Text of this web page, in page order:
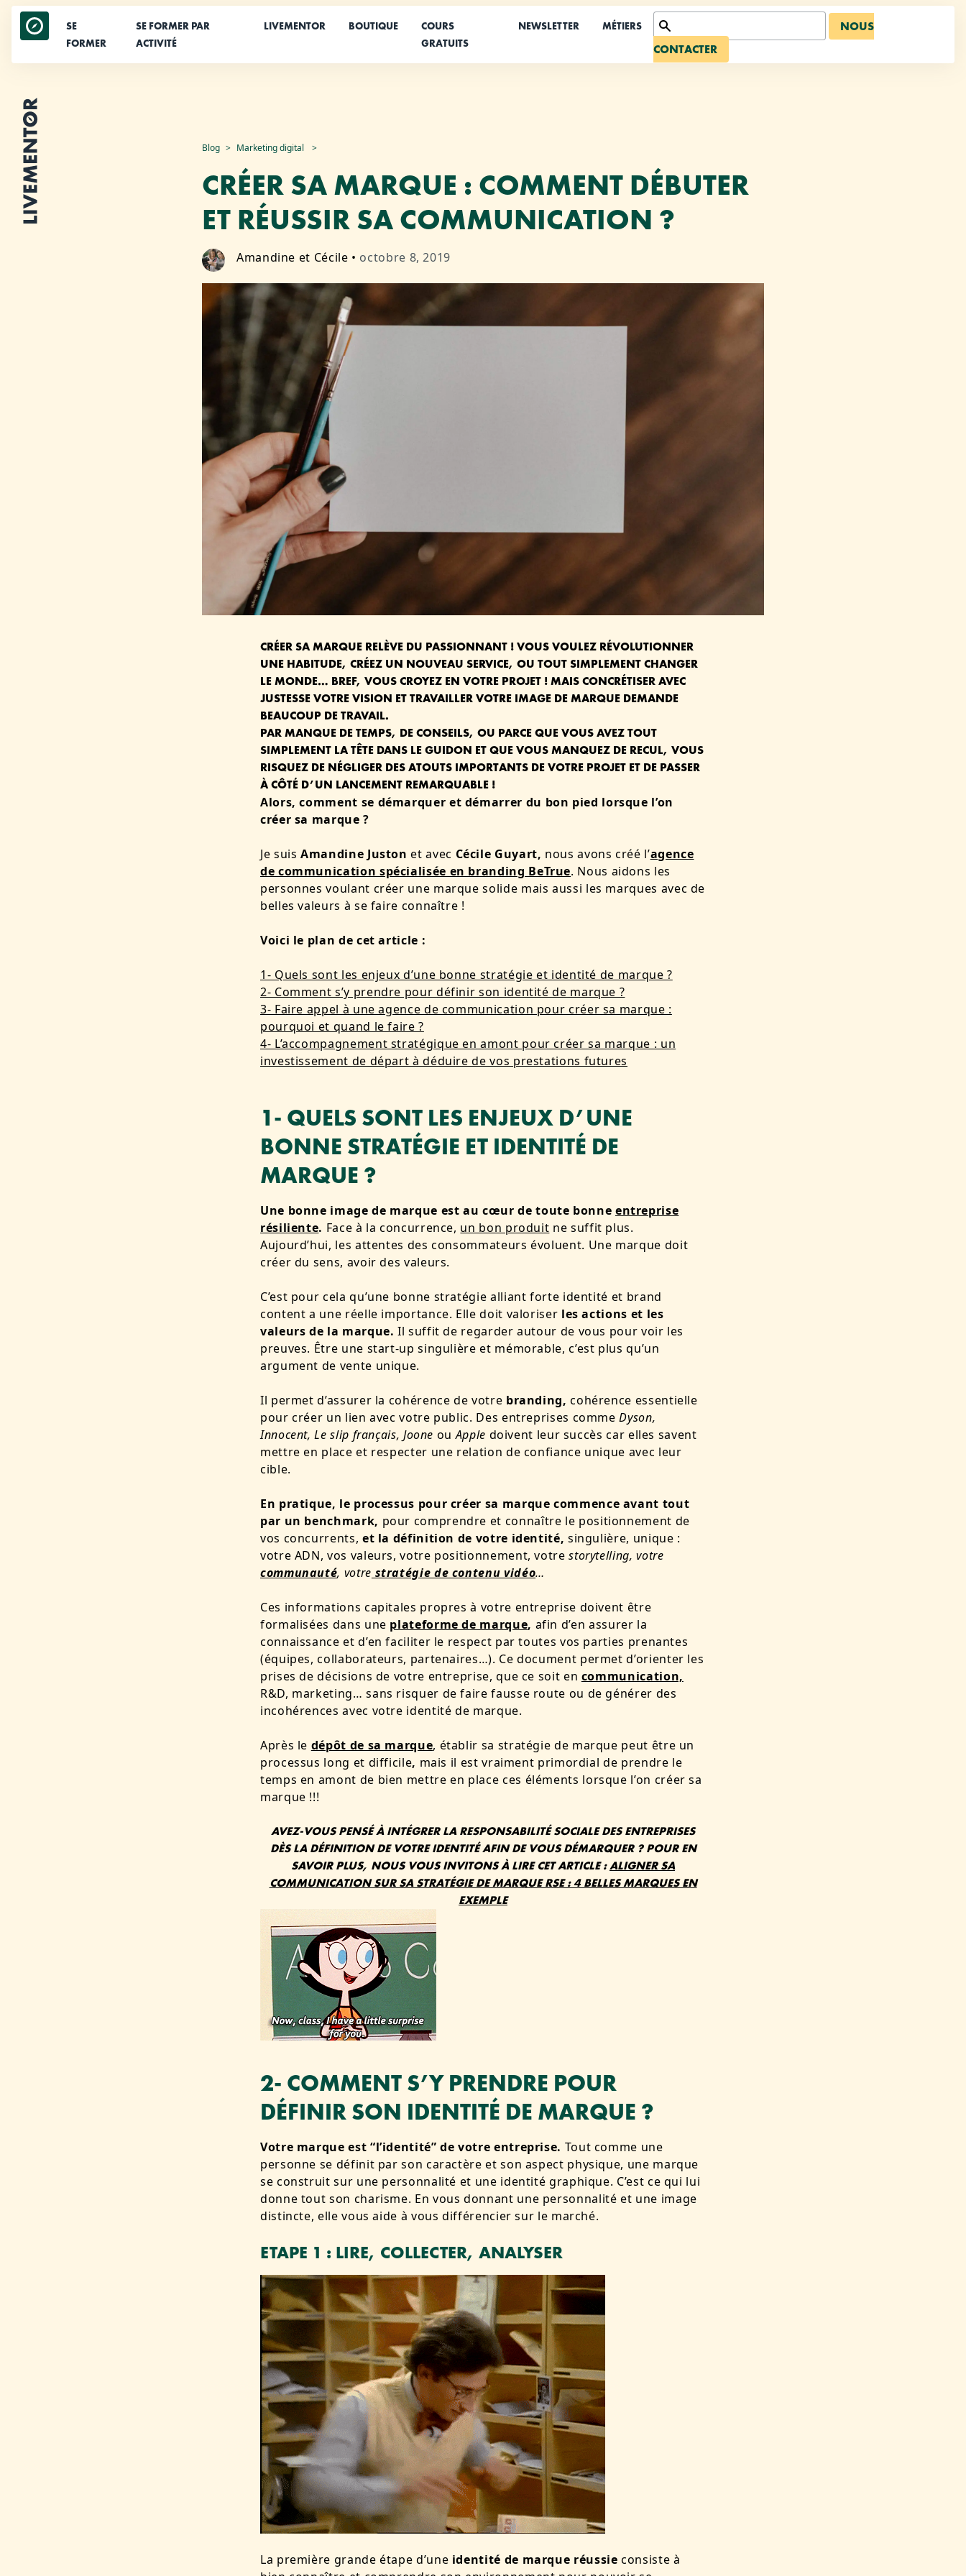
Aller
contenu
SE
FORMER
SE FORMER PAR
ACTIVITÉ
LIVEMENTOR BOUTIQUE
COURS
GRATUITS
NEWSLETTER MÉTIERS
NOUS
CONTACTER
Blog Marketing digital
CRÉER SA MARQUE : COMMENT DÉBUTER
ET RÉUSSIR SA COMMUNICATION ?
Amandine et Cécile • octobre 8, 2019
CRÉER SA MARQUE RELÈVE DU PASSIONNANT ! VOUS VOULEZ RÉVOLUTIONNER
UNE HABITUDE, CRÉEZ UN NOUVEAU SERVICE, OU TOUT SIMPLEMENT CHANGER
LE MONDE… BREF, VOUS CROYEZ EN VOTRE PROJET ! MAIS CONCRÉTISER AVEC
JUSTESSE VOTRE VISION ET TRAVAILLER VOTRE IMAGE DE MARQUE DEMANDE
BEAUCOUP DE TRAVAIL.
PAR MANQUE DE TEMPS, DE CONSEILS, OU PARCE QUE VOUS AVEZ TOUT
SIMPLEMENT LA TÊTE DANS LE GUIDON ET QUE VOUS MANQUEZ DE RECUL, VOUS
RISQUEZ DE NÉGLIGER DES ATOUTS IMPORTANTS DE VOTRE PROJET ET DE PASSER
À CÔTÉ D’UN LANCEMENT REMARQUABLE !
Alors, comment se démarquer et démarrer du bon pied lorsque l’on
créer sa marque ?
Je suisAmandine Juston et avec Cécile Guyart, nous avons créé l’agence
de communication spécialisée en branding BeTrue. Nous aidons les
personnes voulant créer une marque solide mais aussi les marques avec de
belles valeurs à se faire connaître !
Voici le plan de cet article :
1- Quels sont les enjeux d’une bonne stratégie et identité de marque ?
2- Comment s’y prendre pour définir son identité de marque ?
3- Faire appel à une agence de communication pour créer sa marque :
pourquoi et quand le faire ?
4- L’accompagnement stratégique en amont pour créer sa marque : un
investissement de départ à déduire de vos prestations futures
1- QUELS SONT LES ENJEUX D’UNE
BONNE STRATÉGIE ET IDENTITÉ DE
MARQUE ?
Une bonne image de marque est au cœur de toute bonne entreprise
résiliente. Face à la concurrence, un bon produit ne suffit plus.
Aujourd’hui, les attentes des consommateurs évoluent. Une marque doit
créer du sens, avoir des valeurs.
C’est pour cela qu’une bonne stratégie alliant forte identité et brand
content a une réelle importance. Elle doit valoriser les actions et les
valeurs de la marque. Il suffit de regarder autour de vous pour voir les
preuves. Être une start-up singulière et mémorable, c’est plus qu’un
argument de vente unique.
Il permet d’assurer la cohérence de votre branding, cohérence essentielle
pour créer un lien avec votre public. Des entreprises commeDyson,
Innocent, Le slip français, Joone ouApple doivent leur succès car elles savent
mettre en place et respecter une relation de confiance unique avec leur
cible.
En pratique, le processus pour créer sa marque commence avant tout
par un benchmark, pour comprendre et connaître le positionnement de
vos concurrents, et la définition de votre identité, singulière, unique :
votre ADN, vos valeurs, votre positionnement, votrestorytelling, votre
communauté, votre stratégie de contenu vidéo…
Ces informations capitales propres à votre entreprise doivent être
formalisées dans une plateforme de marque, afin d’en assurer la
connaissance et d’en faciliter le respect par toutes vos parties prenantes
(équipes, collaborateurs, partenaires…). Ce document permet d’orienter les
prises de décisions de votre entreprise, que ce soit en communication,
R&D, marketing… sans risquer de faire fausse route ou de générer des
incohérences avec votre identité de marque.
Après le dépôt de sa marque, établir sa stratégie de marque peut être un
processus long et difficile, mais il est vraiment primordial de prendre le
temps en amont de bien mettre en place ces éléments lorsque l’on créer sa
marque !!!
AVEZ-VOUS PENSÉ À INTÉGRER LA RESPONSABILITÉ SOCIALE DES ENTREPRISES
DÈS LA DÉFINITION DE VOTRE IDENTITÉ AFIN DE VOUS DÉMARQUER ? POUR EN
SAVOIR PLUS, NOUS VOUS INVITONS À LIRE CET ARTICLE :ALIGNER SA
COMMUNICATION SUR SA STRATÉGIE DE MARQUE RSE : 4 BELLES MARQUES EN
EXEMPLE
2- COMMENT S’Y PRENDRE POUR
DÉFINIR SON IDENTITÉ DE MARQUE ?
Votre marque est “l’identité” de votre entreprise. Tout comme une
personne se définit par son caractère et son aspect physique, une marque
se construit sur une personnalité et une identité graphique. C’est ce qui lui
donne tout son charisme. En vous donnant une personnalité et une image
distincte, elle vous aide à vous différencier sur le marché.
ETAPE 1 : LIRE, COLLECTER, ANALYSER
La première grande étape d’une identité de marque réussie consiste à